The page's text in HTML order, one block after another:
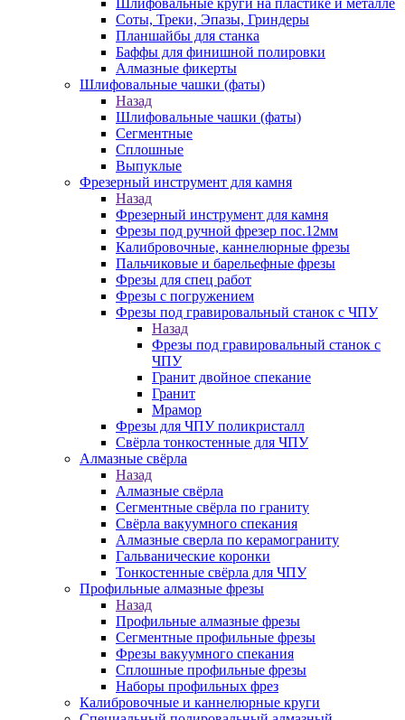
Шлифовальные круги на пластике и металле
Соты, Треки, Эпазы, Гриндеры
Планшайбы для станка
Баффы для финишной полировки
Алмазные фикерты
Шлифовальные чашки (фаты)
Назад
Шлифовальные чашки (фаты)
Сегментные
Сплошные
Выпуклые
Фрезерный инструмент для камня
Назад
Фрезерный инструмент для камня
Фрезы под ручной фрезер пос.12мм
Калибровочные, каннелюрные фрезы
Пальчиковые и барельефные фрезы
Фрезы для спец работ
Фрезы с погружением
Фрезы под гравировальный станок с ЧПУ
Назад
Фрезы под гравировальный станок с
ЧПУ
Гранит двойное спекание
Гранит
Мрамор
Фрезы для ЧПУ поликристалл
Свёрла тонкостенные для ЧПУ
Алмазные свёрла
Назад
Алмазные свёрла
Сегментные свёрла по граниту
Свёрла вакуумного спекания
Алмазные сверла по керамограниту
Гальванические коронки
Тонкостенные свёрла для ЧПУ
Профильные алмазные фрезы
Назад
Профильные алмазные фрезы
Сегментные профильные фрезы
Фрезы вакуумного спекания
Сплошные профильные фрезы
Наборы профильных фрез
Калибровочные и каннелюрные круги